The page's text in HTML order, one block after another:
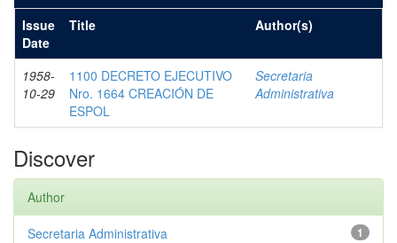
Issue
Date
Title Author(s)
1958-
10-29
1100 DECRETO EJECUTIVO
Nro. 1664 CREACIÓN DE
ESPOL
Secretaria
Administrativa
Discover
Author
1
Secretaria Administrativa